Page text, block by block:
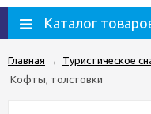
Каталог
Главная → Туристическое
Кофты, толстовки